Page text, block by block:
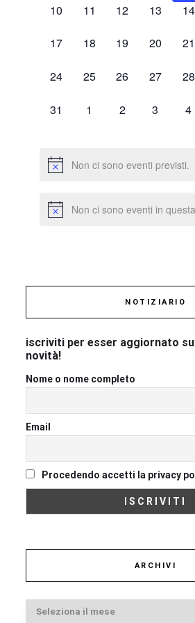
0
10
0
11
0
12
0
13
0
14
0
17
0
18
0
19
0
20
0
21
0
24
0
25
0
26
0
27
0
28
0
31
0
1
0
2
0
3
0
4
Non ci sono eventi previsti.
Non ci sono eventi in
NOTIZIARIO
iscriviti per esser aggiornato
novità!
Nome o nome completo
Email
Procedendo accetti la privacy
ARCHIVI
Archivi